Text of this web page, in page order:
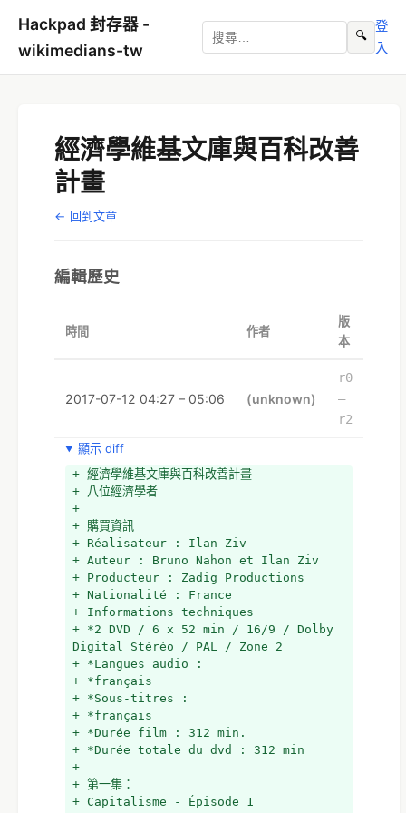
Hackpad 封存器 -
wikimedians-tw
🔍
登
入
經濟學維基文庫與百科改善
計畫
← 回到文章
編輯歷史
時間 作者
版
本
2017-07-12 04:27 – 05:06 (unknown)
r0
–
r2
顯示 diff
+ 經濟學維基文庫與百科改善計畫
+ 八位經濟學者
+
+ 購買資訊
+ Réalisateur : Ilan Ziv
+ Auteur : Bruno Nahon et Ilan Ziv
+ Producteur : Zadig Productions
+ Nationalité : France
+ Informations techniques
+ *2 DVD / 6 x 52 min / 16/9 / Dolby
Digital Stéréo / PAL / Zone 2
+ *Langues audio :
+ *français
+ *Sous-titres :
+ *français
+ *Durée film : 312 min.
+ *Durée totale du dvd : 312 min
+
+ 第一集：
+ Capitalisme - Épisode 1